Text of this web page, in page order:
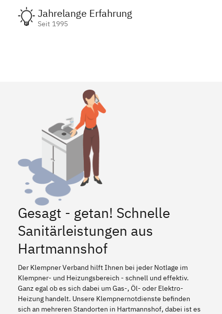
Jahrelange Erfahrung
Seit 1995
Gesagt - getan! Schnelle
Sanitärleistungen aus
Hartmannshof
Der Klempner Verband hilft Ihnen bei jeder Notlage im
Klempner- und Heizungsbereich - schnell und effektiv.
Ganz egal ob es sich dabei um Gas-, Öl- oder Elektro-
Heizung handelt. Unsere Klempnernotdienste befinden
sich an mehreren Standorten in Hartmannshof, dabei ist es